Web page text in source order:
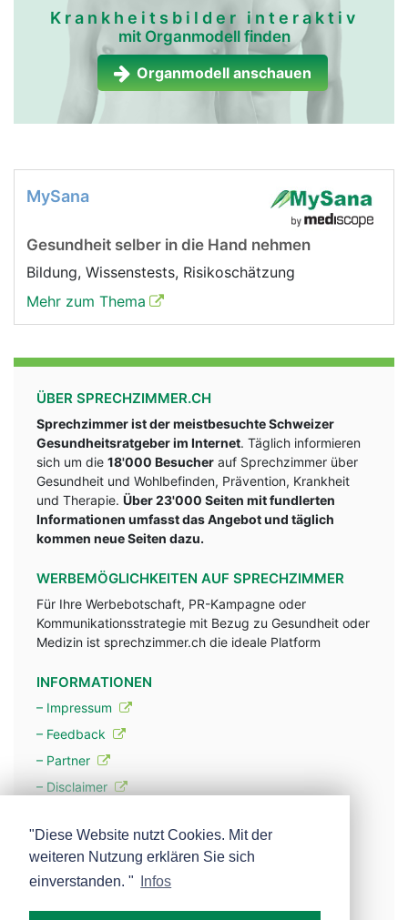
Krankheitsbilder interaktiv
mit Organmodell finden
Organmodell anschauen
MySana
Gesundheit selber in die Hand nehmen
Bildung, Wissenstests, Risikoschätzung
Mehr zum Thema
ÜBER SPRECHZIMMER.CH
Sprechzimmer ist der meistbesuchte Schweizer
Gesundheitsratgeber im Internet. Täglich informieren
sich um die 18'000 Besucher auf Sprechzimmer über
Gesundheit und Wohlbefinden, Prävention, Krankheit
und Therapie. Über 23'000 Seiten mit fundlerten
Informationen umfasst das Angebot und täglich
kommen neue Seiten dazu.
WERBEMÖGLICHKEITEN AUF SPRECHZIMMER
Für Ihre Werbebotschaft, PR-Kampagne oder
Kommunikationsstrategie mit Bezug zu Gesundheit oder
Medizin ist sprechzimmer.ch die ideale Platform
INFORMATIONEN
– Impressum
– Feedback
– Partner
– Disclaimer
– Werbung
– Mehr über unsere Experten
"Diese Website nutzt Cookies. Mit der
weiteren Nutzung erklären Sie sich
einverstanden. "
Infos